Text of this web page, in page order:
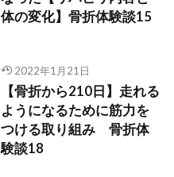
体の変化】骨折体験談15
2022年1月21日
【骨折から210日】走れる
ようになるために筋力を
つける取り組み 骨折体
験談18